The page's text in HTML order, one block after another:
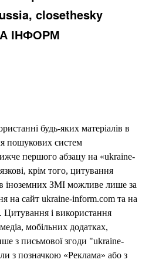
closethesky
ІНФОРМ
будь-яких матеріалів в
пошукових систем
першого абзацу на «ukraine-
крім того, цитування
іноземних ЗМІ можливе лише за
на сайт ukraine-inform.com та на
Цитування і використання
мобільних додатках,
з письмової згоди "ukraine-
з позначкою «Реклама» або з